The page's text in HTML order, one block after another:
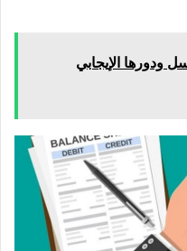
ودورها الإيجابي